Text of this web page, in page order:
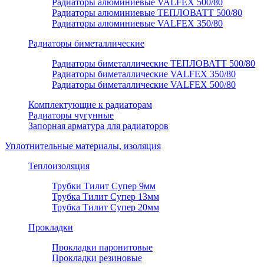
Радиаторы алюминиевые VALFEX 500/80
Радиаторы алюминиевые ТЕПЛОВАТТ 500/80
Радиаторы алюминиевые VALFEX 350/80
Радиаторы биметаллические
Радиаторы биметаллические ТЕПЛОВАТТ 500/80
Радиаторы биметаллические VALFEX 350/80
Радиаторы биметаллические VALFEX 500/80
Комплектующие к радиаторам
Радиаторы чугунные
Запорная арматура для радиаторов
Уплотнительные материалы, изоляция
Теплоизоляция
Трубки Тилит Супер 9мм
Трубка Тилит Супер 13мм
Трубка Тилит Супер 20мм
Прокладки
Прокладки паронитовые
Прокладки резиновые